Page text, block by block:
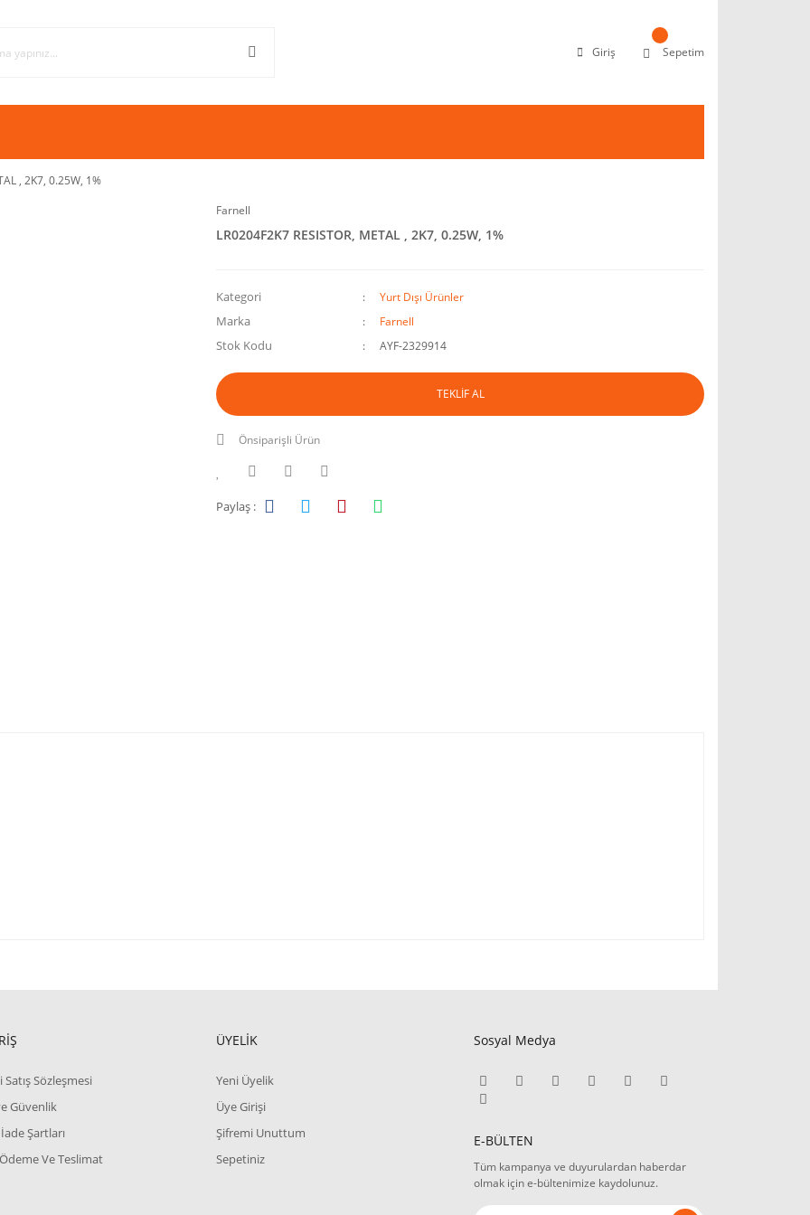
Giriş Sepetim
, 2K7, 0.25W, 1%
Farnell
LR0204F2K7 RESISTOR, METAL , 2K7, 0.25W, 1%
Kategori Yurt Dışı Ürünler
Marka Farnell
Stok Kodu AYF-2329914
TEKLİF AL
Önsiparişli Ürün
Paylaş :
Satış Sözleşmesi
Güvenlik
Şartları
Ve Teslimat
ÜYELİK
Yeni Üyelik
Üye Girişi
Şifremi Unuttum
Sepetiniz
Sosyal Medya
E-BÜLTEN
Tüm kampanya ve duyurulardan haberdar
olmak için e-bültenimize kaydolunuz.